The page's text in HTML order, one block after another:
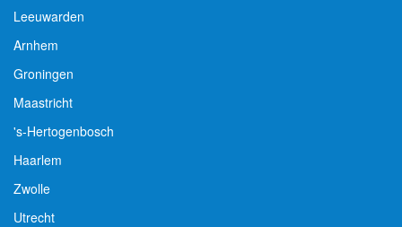
Leeuwarden
Arnhem
Groningen
Maastricht
's-Hertogenbosch
Haarlem
Zwolle
Utrecht